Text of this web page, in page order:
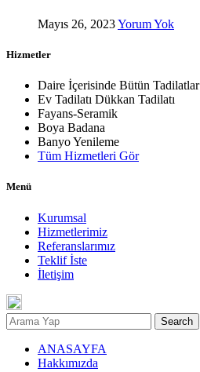
Mayıs 26, 2023Yorum Yok
Hizmetler
Daire İçerisinde Bütün Tadilatlar
Ev Tadilatı Dükkan Tadilatı
Fayans-Seramik
Boya Badana
Banyo Yenileme
Tüm Hizmetleri Gör
Menü
Kurumsal
Hizmetlerimiz
Referanslarımız
Teklif İste
İletişim
Search
ANASAYFA
Hakkımızda